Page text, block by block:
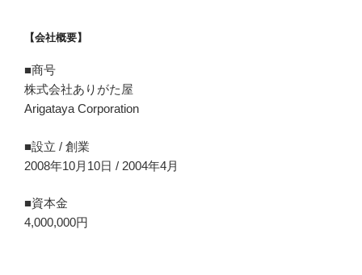
【会社概要】
■商号
株式会社ありがた屋
Arigataya Corporation
■設立 / 創業
2008年10月10日 / 2004年4月
■資本金
4,000,000円